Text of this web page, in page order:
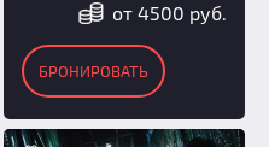
от 4500 руб.
БРОНИРОВАТЬ